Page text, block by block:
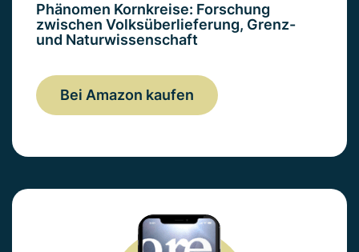
Phänomen Kornkreise: Forschung
zwischen Volksüberlieferung, Grenz-
und Naturwissenschaft
Bei Amazon kaufen